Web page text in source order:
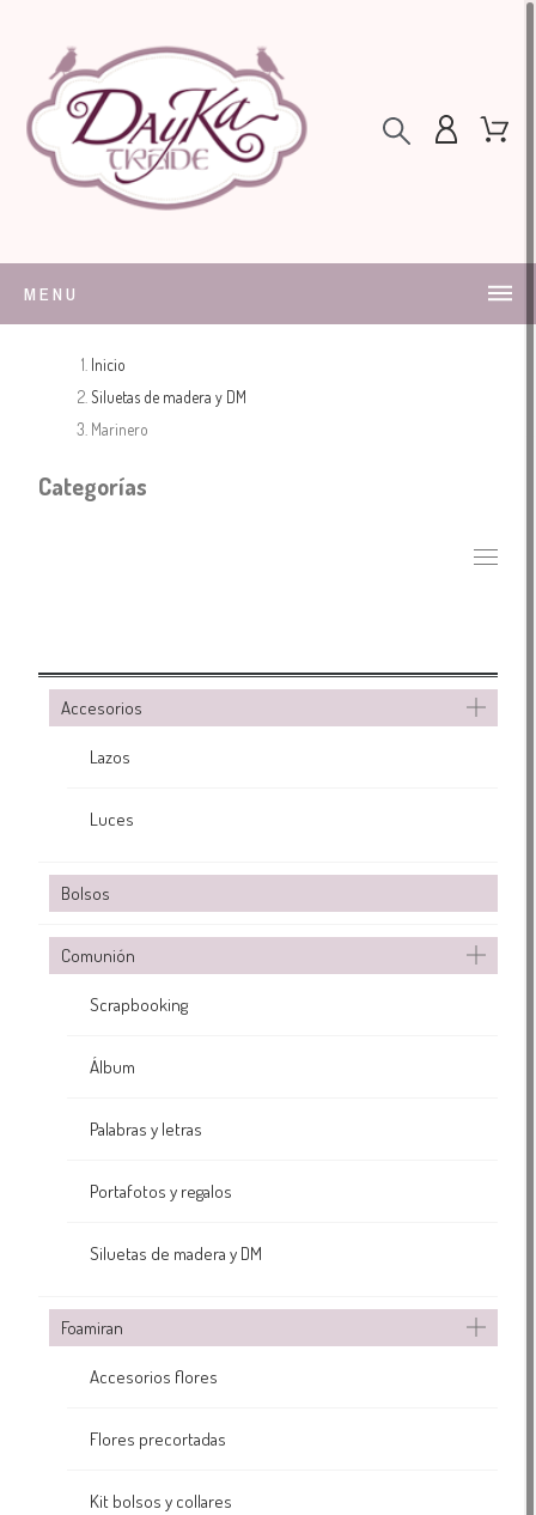
MENU
Inicio
Siluetas de madera y DM
Marinero
Categorías
Accesorios
Lazos
Luces
Bolsos
Comunión
Scrapbooking
Álbum
Palabras y letras
Portafotos y regalos
Siluetas de madera y DM
Foamiran
Accesorios flores
Flores precortadas
Kit bolsos y collares